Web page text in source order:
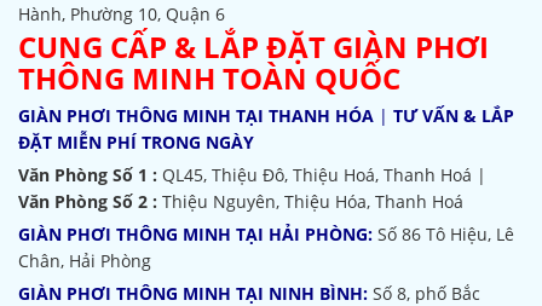
Hành, Phường 10, Quận 6
CUNG CẤP & LẮP ĐẶT GIÀN PHƠI
THÔNG MINH TOÀN QUỐC
GIÀN PHƠI THÔNG MINH TẠI THANH HÓA | TƯ VẤN & LẮP
ĐẶT MIỄN PHÍ TRONG NGÀY
Văn Phòng Số 1 : QL45, Thiệu Đô, Thiệu Hoá, Thanh Hoá |
Văn Phòng Số 2 : Thiệu Nguyên, Thiệu Hóa, Thanh Hoá
GIÀN PHƠI THÔNG MINH TẠI HẢI PHÒNG: Số 86 Tô Hiệu, Lê
Chân, Hải Phòng
GIÀN PHƠI THÔNG MINH TẠI NINH BÌNH: Số 8, phố Bắc